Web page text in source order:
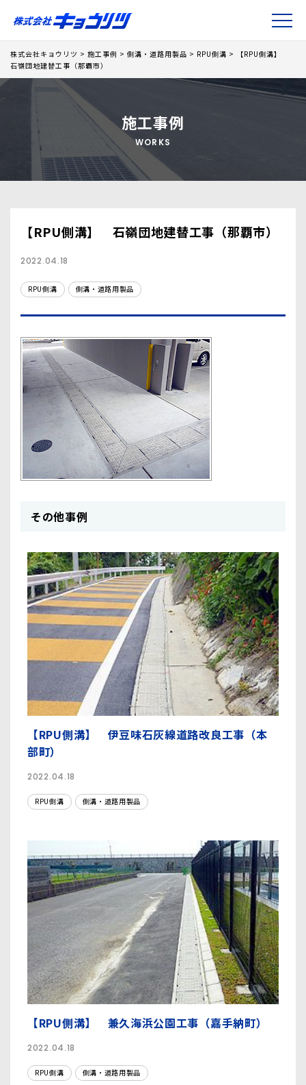
株式会社キョウリツ > 施工事例 > 側溝・道路用製品 > RPU側溝 >
【RPU側溝】
石嶺団地建替工事（那覇市）
施工事例
WORKS
【RPU側溝】 石嶺団地建替工事（那覇市）
2022.04.18
RPU側溝 側溝・道路用製品
その他事例
【RPU側溝】 伊豆味石灰線道路改良工事（本
部町）
2022.04.18
RPU側溝 側溝・道路用製品
【RPU側溝】 兼久海浜公園工事（嘉手納町）
2022.04.18
RPU側溝 側溝・道路用製品